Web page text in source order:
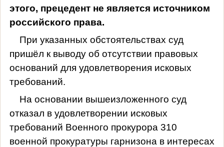
этого, прецедент не является источником
российского права.
При указанных обстоятельствах суд
пришёл к выводу об отсутствии правовых
оснований для удовлетворения исковых
требований.
На основании вышеизложенного суд
отказал в удовлетворении исковых
требований Военного прокурора 310
военной прокуратуры гарнизона в интересах